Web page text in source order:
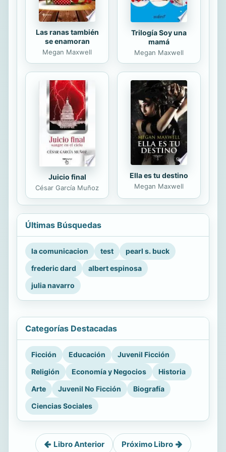
...
Las ranas también
se enamoran
Megan Maxwell
Trilogía Soy una
mamá
Megan Maxwell
Juicio final
César García Muñoz
Ella es tu destino
Megan Maxwell
Últimas Búsquedas
la comunicacion test
pearl s. buck
frederic dard
albert espinosa
julia navarro
Categorías Destacadas
Ficción Educación
Juvenil Ficción
Religión
Economía y Negocios
Historia
Arte
Juvenil No Ficción
Biografía
Ciencias Sociales
Libro Anterior Próximo Libro